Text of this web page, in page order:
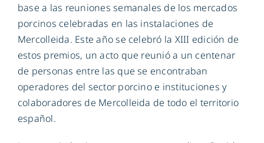
base a las reuniones semanales de los mercados
porcinos celebradas en las instalaciones de
Mercolleida. Este año se celebró la XIII edición de
estos premios, un acto que reunió a un centenar
de personas entre las que se encontraban
operadores del sector porcino e instituciones y
colaboradores de Mercolleida de todo el territorio
español.